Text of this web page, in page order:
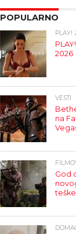
POPULARNO
PLAY!
2026
VESTI
na
God